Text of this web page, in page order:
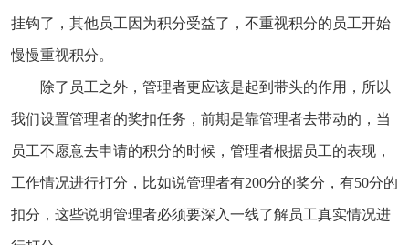
挂钩了，其他员工因为积分受益了，不重视积分的员工开始
慢慢重视积分。
除了员工之外，管理者更应该是起到带头的作用，所以
我们设置管理者的奖扣任务，前期是靠管理者去带动的，当
员工不愿意去申请的积分的时候，管理者根据员工的表现，
工作情况进行打分，比如说管理者有200分的奖分，有50分的
扣分，这些说明管理者必须要深入一线了解员工真实情况进